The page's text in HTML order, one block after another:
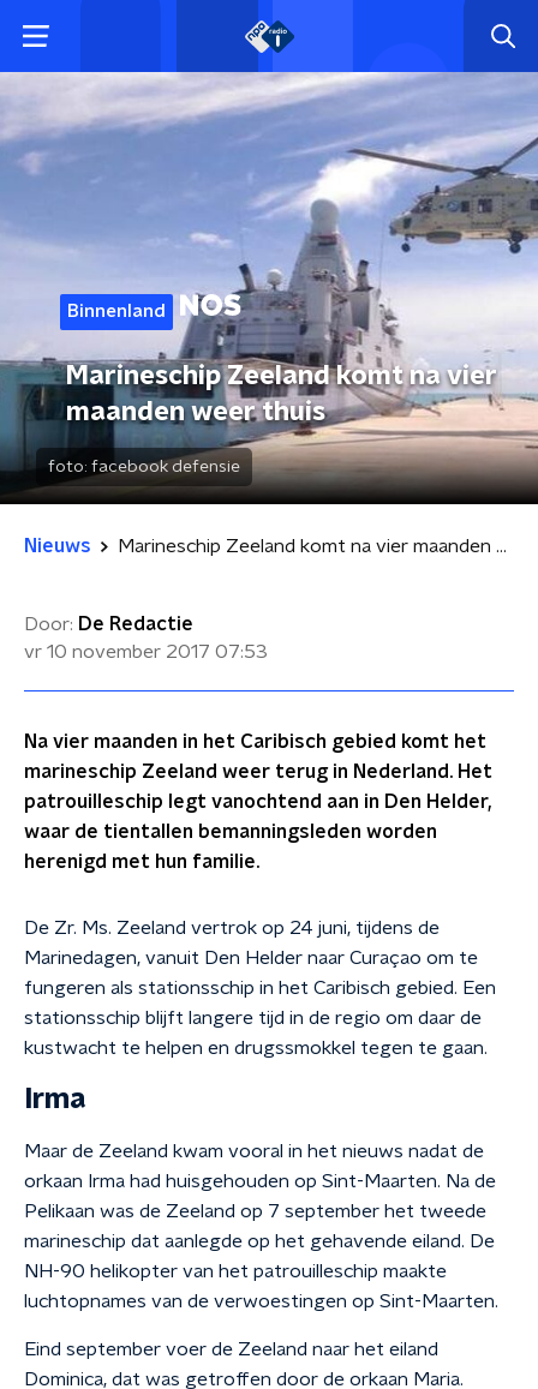
Binnenland
Marineschip Zeeland komt na vier
maanden weer thuis
foto: facebook defensie
Nieuws Marineschip Zeeland komt na vier maanden weer thuis
Door: De Redactie
vr 10 november 2017 07:53
Na vier maanden in het Caribisch gebied komt het
marineschip Zeeland weer terug in Nederland. Het
patrouilleschip legt vanochtend aan in Den Helder,
waar de tientallen bemanningsleden worden
herenigd met hun familie.
De Zr. Ms. Zeeland vertrok op 24 juni, tijdens de
Marinedagen, vanuit Den Helder naar Curaçao om te
fungeren als stationsschip in het Caribisch gebied. Een
stationsschip blijft langere tijd in de regio om daar de
kustwacht te helpen en drugssmokkel tegen te gaan.
Irma
Maar de Zeeland kwam vooral in het nieuws nadat de
orkaan Irma had huisgehouden op Sint-Maarten. Na de
Pelikaan was de Zeeland op 7 september het tweede
marineschip dat aanlegde op het gehavende eiland. De
NH-90 helikopter van het patrouilleschip maakte
luchtopnames van de verwoestingen op Sint-Maarten.
Eind september voer de Zeeland naar het eiland
Dominica, dat was getroffen door de orkaan Maria.